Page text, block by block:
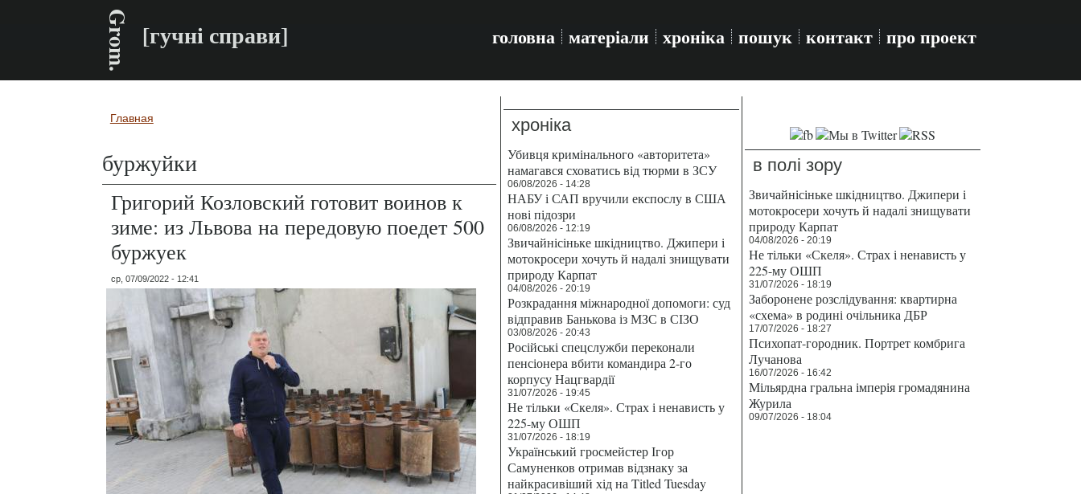
Grom. [гучні справи] головна матеріали хроніка пошук контакт про проект
Вы здесь
Главная
буржуйки
Григорий Козловский готовит воинов к
зиме: из Львова на передовую поедет 500
буржуек
ср, 07/09/2022 - 12:41
хроніка
Убивця кримінального «авторитета»
намагався сховатись від тюрми в ЗСУ
06/08/2026 - 14:28
НАБУ і САП вручили експослу в США
нові підозри
06/08/2026 - 12:19
Звичайнісіньке шкідництво. Джипери і
мотокросери хочуть й надалі знищувати
природу Карпат
04/08/2026 - 20:19
Розкрадання міжнародної допомоги: суд
відправив Банькова із МЗС в СІЗО
03/08/2026 - 20:43
Російські спецслужби переконали
пенсіонера вбити командира 2-го
корпусу Нацгвардії
31/07/2026 - 19:45
Не тільки «Скеля». Страх і ненависть у
225-му ОШП
31/07/2026 - 18:19
Український гросмейстер Ігор
Самуненков отримав відзнаку за
найкрасивіший хід на Titled Tuesday
в полі зору
Звичайнісіньке шкідництво. Джипери і
мотокросери хочуть й надалі знищувати
природу Карпат
04/08/2026 - 20:19
Не тільки «Скеля». Страх і ненависть у
225-му ОШП
31/07/2026 - 18:19
Заборонене розслідування: квартирна
«схема» в родині очільника ДБР
17/07/2026 - 18:27
Психопат-городник. Портрет комбрига
Лучанова
16/07/2026 - 16:42
Мільярдна гральна імперія громадянина
Журила
09/07/2026 - 18:04